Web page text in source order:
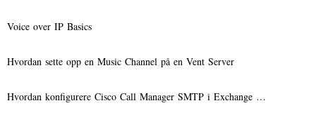
Voice over IP Basics
Hvordan sette opp en Music Channel på en Vent Server
Hvordan konfigurere Cisco Call Manager SMTP i Exchange …